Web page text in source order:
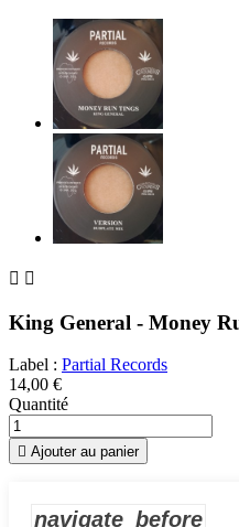
 
King General - Money
Label : Partial Records
14,00 €
Quantité
 Ajouter au panier
navigate_before